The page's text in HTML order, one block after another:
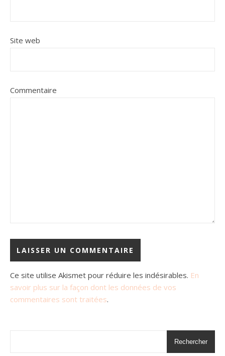
Site web
Commentaire
Ce site utilise Akismet pour réduire les indésirables. En
savoir plus sur la façon dont les données de vos
commentaires sont traitées.
Rechercher